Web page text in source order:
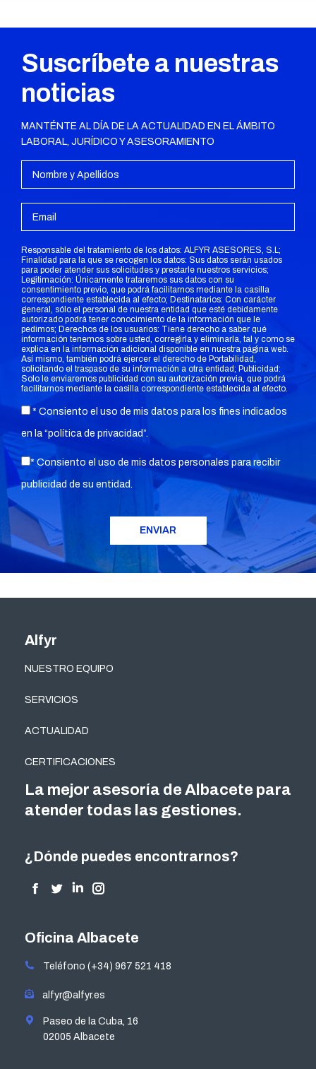
Suscríbete a nuestras
noticias
MANTÉNTE AL DÍA DE LA ACTUALIDAD EN EL ÁMBITO
LABORAL, JURÍDICO Y ASESORAMIENTO
Responsable del tratamiento de los datos: ALFYR ASESORES, S.L;
Finalidad para la que se recogen los datos: Sus datos serán usados
para poder atender sus solicitudes y prestarle nuestros servicios;
Legitimación: Únicamente trataremos sus datos con su
consentimiento previo, que podrá facilitarnos mediante la casilla
correspondiente establecida al efecto; Destinatarios: Con carácter
general, sólo el personal de nuestra entidad que esté debidamente
autorizado podrá tener conocimiento de la información que le
pedimos; Derechos de los usuarios: Tiene derecho a saber qué
información tenemos sobre usted, corregirla y eliminarla, tal y como se
explica en la información adicional disponible en nuestra página web.
Así mismo, también podrá ejercer el derecho de Portabilidad,
solicitando el traspaso de su información a otra entidad; Publicidad:
Solo le enviaremos publicidad con su autorización previa, que podrá
facilitarnos mediante la casilla correspondiente establecida al efecto.
* Consiento el uso de mis datos para los fines indicados
en la “política de privacidad”.
* Consiento el uso de mis datos personales para recibir
publicidad de su entidad.
Alfyr
NUESTRO EQUIPO
SERVICIOS
ACTUALIDAD
CERTIFICACIONES
Oficina Albacete
Teléfono (+34) 967 521 418
alfyr@alfyr.es
Paseo de la Cuba, 16
02005 Albacete
¿Dónde puedes encontrarnos?
Encuéntranos en:
Facebook
opens
new
Twitter
opens
new
Linkedin
opens
new
Instagram
opens
new
La mejor asesoría de Albacete para
atender todas las gestiones.